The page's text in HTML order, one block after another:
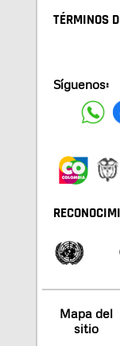
TÉRMINOS
Síguenos:
Mapa del
sitio